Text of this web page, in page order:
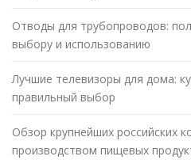
Отводы для трубопроводов:
выбору и использованию
Лучшие телевизоры для дома:
правильный выбор
Обзор крупнейших российских
производством пищевых